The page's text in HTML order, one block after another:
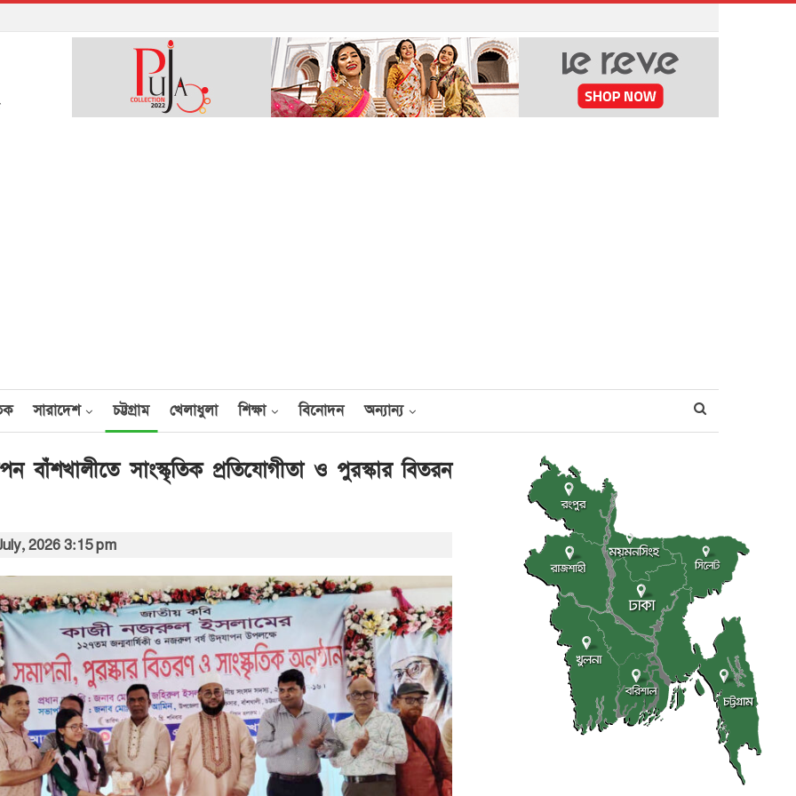
সারাদেশ চট্টগ্রাম খেলাধুলা শিক্ষা বিনোদন অন্যান্য
বাঁশখালীতে সাংস্কৃতিক প্রতিযোগীতা ও পুরস্কার বিতরন
2026 3:15 pm
এক দিনে ৪০ হিজবুল্লাহ
ইসরায়েলের
আর্কাইভ থেকে
অন্তর্বর্তী সরকারের সময়ের
অধ্যাদেশ সংসদে উপস্থাপন
করা হবে
আর্কাইভ থেকে
প্রধানমন্ত্রীর সঙ্গে সৌদি